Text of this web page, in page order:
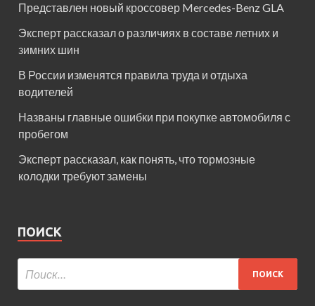
Представлен новый кроссовер Mercedes-Benz GLA
Эксперт рассказал о различиях в составе летних и
зимних шин
В России изменятся правила труда и отдыха
водителей
Названы главные ошибки при покупке автомобиля с
пробегом
Эксперт рассказал, как понять, что тормозные
колодки требуют замены
ПОИСК